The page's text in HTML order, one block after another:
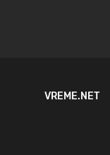
VREME.NET